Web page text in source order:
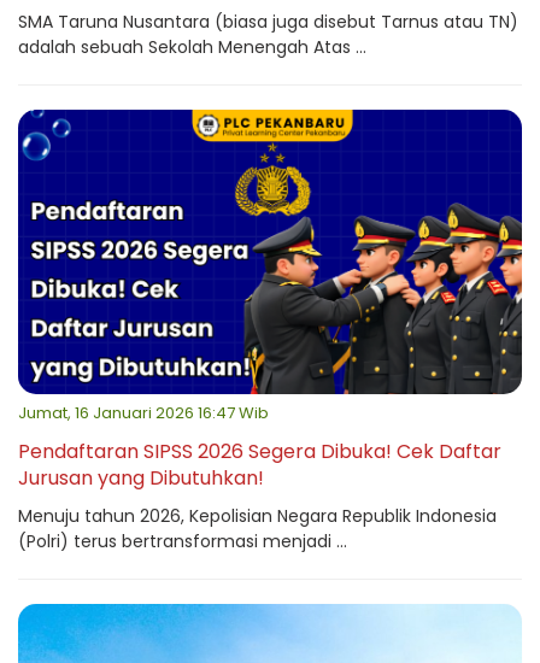
SMA Taruna Nusantara (biasa juga disebut Tarnus atau TN)
adalah sebuah Sekolah Menengah Atas ...
Jumat, 16 Januari 2026 16:47 Wib
Pendaftaran SIPSS 2026 Segera Dibuka! Cek Daftar
Jurusan yang Dibutuhkan!
Menuju tahun 2026, Kepolisian Negara Republik Indonesia
(Polri) terus bertransformasi menjadi ...